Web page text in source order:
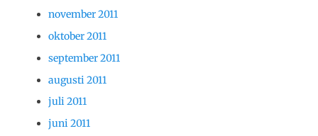
november 2011
oktober 2011
september 2011
augusti 2011
juli 2011
juni 2011